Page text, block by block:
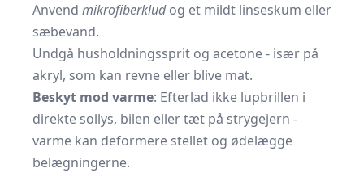
Anvend mikrofiberkludog et mildt linseskum eller
sæbevand.
Undgå husholdningssprit og acetone - især på
akryl, som kan revne eller blive mat.
Beskyt mod varme: Efterlad ikke lupbrillen i
direkte sollys, bilen eller tæt på strygejern -
varme kan deformere stellet og ødelægge
belægningerne.